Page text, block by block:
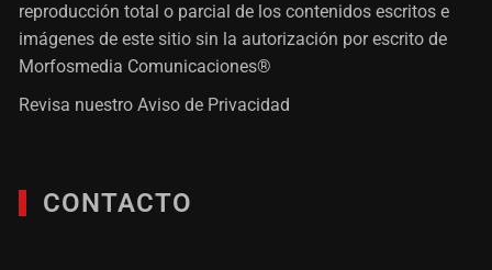
reproducción total o parcial de los contenidos escritos e
imágenes de este sitio sin la autorización por escrito de
Morfosmedia Comunicaciones®
Revisa nuestroAviso de Privacidad
CONTACTO